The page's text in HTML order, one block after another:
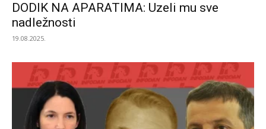
DODIK NA APARATIMA: Uzeli mu sve
nadležnosti
19.08.2025.